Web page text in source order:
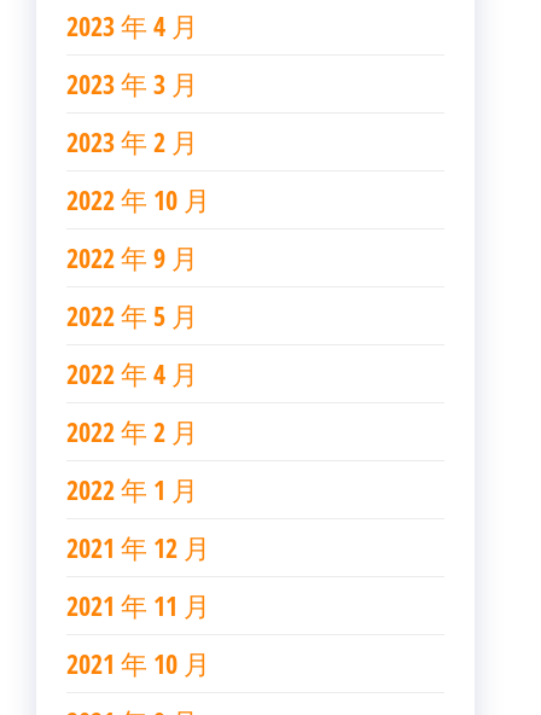
2023 年 4 月
2023 年 3 月
2023 年 2 月
2022 年 10 月
2022 年 9 月
2022 年 5 月
2022 年 4 月
2022 年 2 月
2022 年 1 月
2021 年 12 月
2021 年 11 月
2021 年 10 月